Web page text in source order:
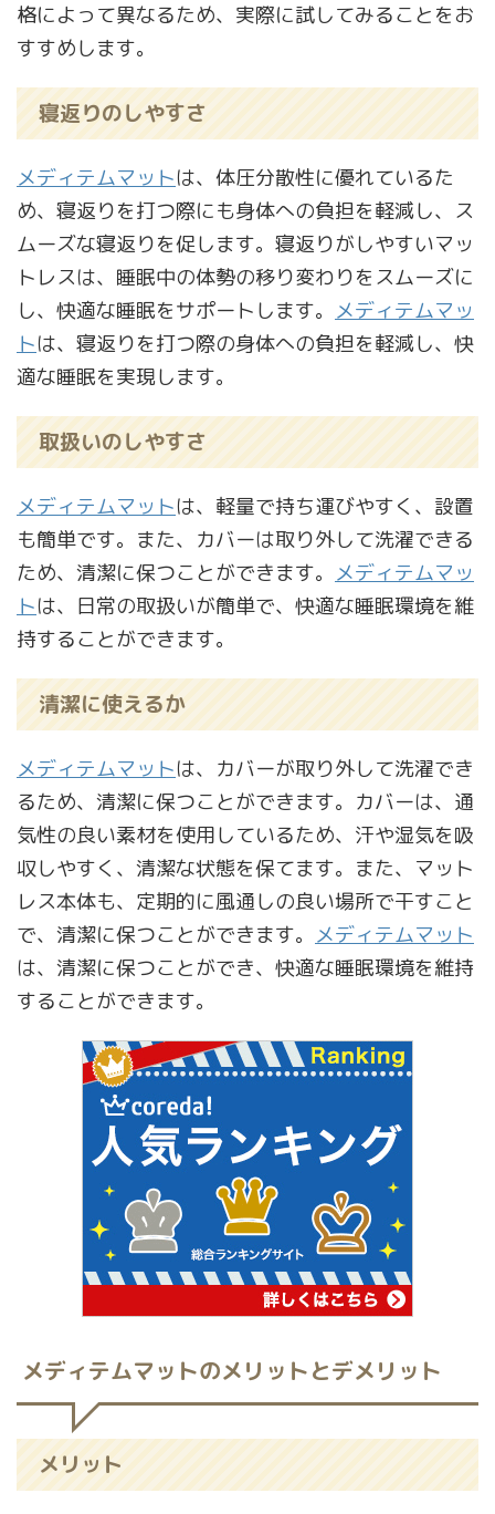
格によって異なるため、実際に試してみることをお
すすめします。
寝返りのしやすさ
メディテムマットは、体圧分散性に優れているた
め、寝返りを打つ際にも身体への負担を軽減し、ス
ムーズな寝返りを促します。寝返りがしやすいマッ
トレスは、睡眠中の体勢の移り変わりをスムーズに
し、快適な睡眠をサポートします。 メディテムマッ
トは、寝返りを打つ際の身体への負担を軽減し、快
適な睡眠を実現します。
取扱いのしやすさ
メディテムマットは、軽量で持ち運びやすく、設置
も簡単です。また、カバーは取り外して洗濯できる
ため、清潔に保つことができます。 メディテムマッ
トは、日常の取扱いが簡単で、快適な睡眠環境を維
持することができます。
清潔に使えるか
メディテムマットは、カバーが取り外して洗濯でき
るため、清潔に保つことができます。カバーは、通
気性の良い素材を使用しているため、汗や湿気を吸
収しやすく、清潔な状態を保てます。また、マット
レス本体も、定期的に風通しの良い場所で干すこと
で、清潔に保つことができます。 メディテムマット
は、清潔に保つことができ、快適な睡眠環境を維持
することができます。
メディテムマットのメリットとデメリット
メリット